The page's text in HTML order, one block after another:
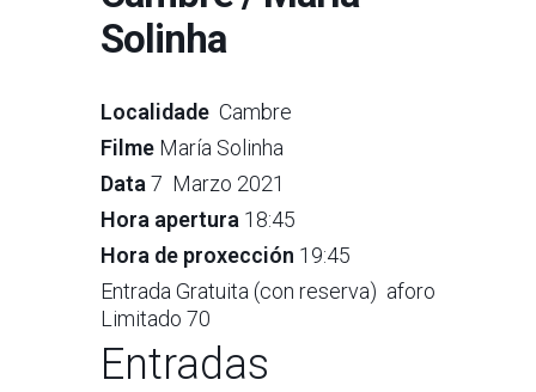
Solinha
Localidade Cambre
Filme María Solinha
Data 7 Marzo 2021
Hora apertura 18:45
Hora de proxección 19:45
Entrada Gratuita (con reserva) aforo
Limitado 70
Entradas